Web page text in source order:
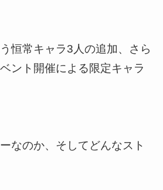
恒常キャラ3人の追加、さら
ント開催による限定キャラ
なのか、そしてどんなスト